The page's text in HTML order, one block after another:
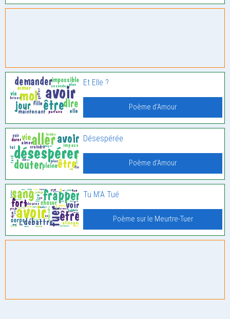
Et Elle ?
Poème d'Amour
Désespérée
Poème d'Amour
Tu M’A Tué
Poème sur le Meurtre-Tuer